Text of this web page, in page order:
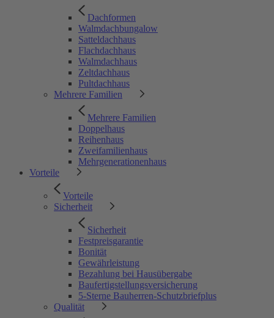
Dachformen
Walmdachbungalow
Satteldachhaus
Flachdachhaus
Walmdachhaus
Zeltdachhaus
Pultdachhaus
Mehrere Familien
Mehrere Familien
Doppelhaus
Reihenhaus
Zweifamilienhaus
Mehrgenerationenhaus
Vorteile
Vorteile
Sicherheit
Sicherheit
Festpreisgarantie
Bonität
Gewährleistung
Bezahlung bei Hausübergabe
Baufertigstellungsversicherung
5-Sterne Bauherren-Schutzbriefplus
Qualität